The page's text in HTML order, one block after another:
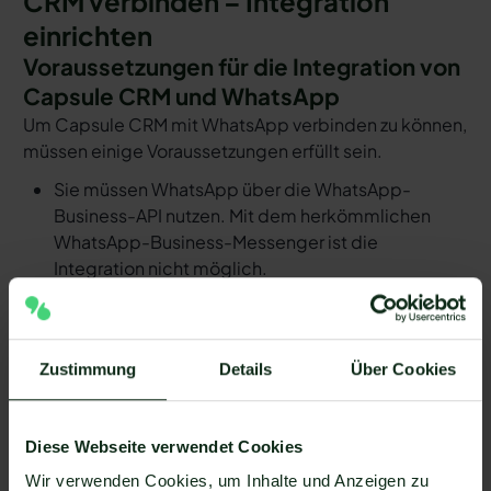
Zustimmung Details Über Cookies
Diese Webseite verwendet Cookies
Wir verwenden Cookies, um Inhalte und Anzeigen zu
einrichten
Voraussetzungen für die Integration von
Capsule CRM und WhatsApp
Um Capsule CRM mit WhatsApp verbinden zu können,
müssen einige Voraussetzungen erfüllt sein.
Sie müssen WhatsApp über die WhatsApp-
Business-API nutzen. Mit dem herkömmlichen
WhatsApp-Business-Messenger ist die
Integration nicht möglich.
Ihr WhatsApp Business API Anbieter muss die
nötige Software bereitstellen, um die Integration
zu ermöglichen. Längst nicht alle Anbieter der
WhatsApp API sind in der Lage, eine Integration
von Capsule CRM und WhatsApp zu ermöglichen.
Integration über 6.000 Apps zur Verfügung, die
Sie mit WhatsApp verbinden können. Darunter ist